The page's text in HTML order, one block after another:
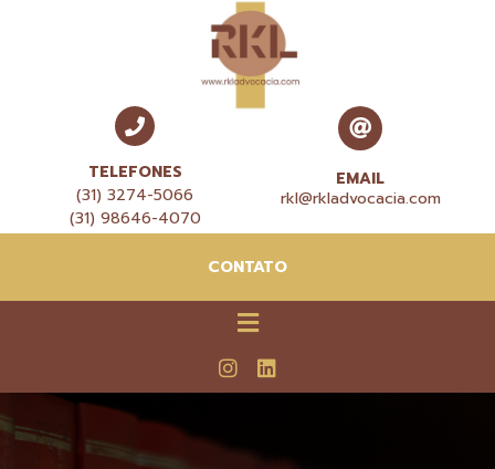
TELEFONES
(31) 3274-5066
(31) 98646-4070
EMAIL
rkl@rkladvocacia.com
CONTATO